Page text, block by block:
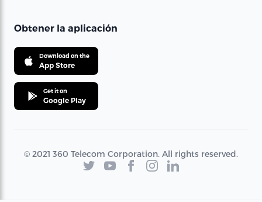
Obtener la aplicación
Download on the
App Store
Get it on
Google Play
© 2021 360 Telecom Corporation. All rights reserved.